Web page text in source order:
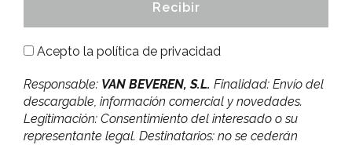
Acepto la política de privacidad
Responsable: VAN BEVEREN, S.L. Finalidad: Envío del
descargable, información comercial y novedades.
Legitimación: Consentimiento del interesado o su
representante legal. Destinatarios: no se cederán